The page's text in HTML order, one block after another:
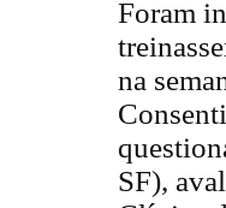
Foram
na
SF),